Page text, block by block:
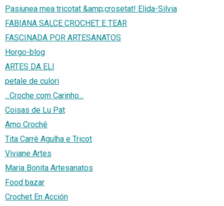
Pasiunea mea tricotat &amp;crosetat! Elida-Silvia
FABIANA SALCE CROCHET E TEAR
FASCINADA POR ARTESANATOS
Horgo-blog
ARTES DA ELI
petale de culori
...Croche com Carinho...
Coisas de Lu Pat
Amo Crochê
Tita Carré Agulha e Tricot
Viviane Artes
Maria Bonita Artesanatos
Food bazar
Crochet En Acción